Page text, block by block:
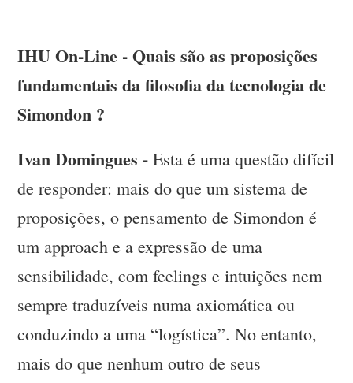
IHU On-Line - Quais são as proposições
fundamentais da filosofia da tecnologia de
Simondon ?
Ivan Domingues - Esta é uma questão difícil
de responder: mais do que um sistema de
proposições, o pensamento de Simondon é
um approach e a expressão de uma
sensibilidade, com feelings e intuições nem
sempre traduzíveis numa axiomática ou
conduzindo a uma “logística”. No entanto,
mais do que nenhum outro de seus